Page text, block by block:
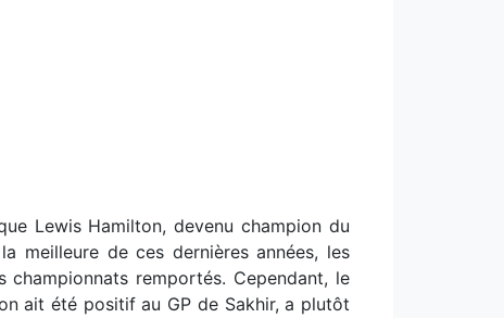
Lewis Hamilton, devenu champion du
meilleure de ces dernières années, les
remportés. Cependant, le
ait été positif au GP de Sakhir, a plutôt